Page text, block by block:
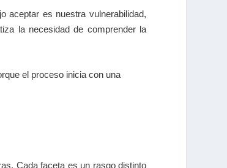
aceptar es nuestra vulnerabilidad,
la necesidad de comprender la
el proceso inicia con una
Cada faceta es un rasgo distinto